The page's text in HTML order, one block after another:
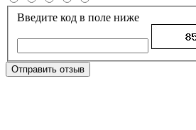
Введите код в поле ниже
Отправить отзыв